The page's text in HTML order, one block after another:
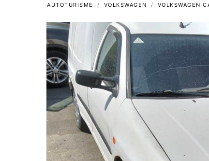
AUTOTURISME VOLKSWAGEN VOLKSWAGEN